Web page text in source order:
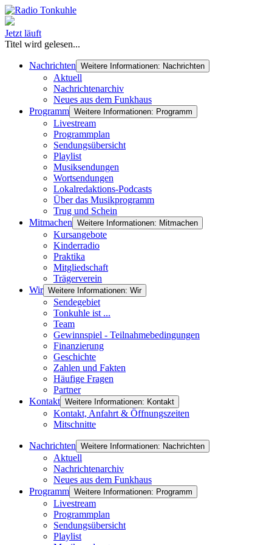
Jetzt läuft
Titel wird gelesen...
Nachrichten Weitere Informationen: Nachrichten
Aktuell
Nachrichtenarchiv
Neues aus dem Funkhaus
Programm Weitere Informationen: Programm
Livestream
Programmplan
Sendungsübersicht
Playlist
Musiksendungen
Wortsendungen
Lokalredaktions-Podcasts
Über das Musikprogramm
Trug und Schein
Mitmachen Weitere Informationen: Mitmachen
Kursangebote
Kinderradio
Praktika
Mitgliedschaft
Trägerverein
Wir Weitere Informationen: Wir
Sendegebiet
Tonkuhle ist ...
Team
Gewinnspiel - Teilnahmebedingungen
Finanzierung
Geschichte
Zahlen und Fakten
Häufige Fragen
Partner
Kontakt Weitere Informationen: Kontakt
Kontakt, Anfahrt & Öffnungszeiten
Mitschnitte
Nachrichten Weitere Informationen: Nachrichten
Aktuell
Nachrichtenarchiv
Neues aus dem Funkhaus
Programm Weitere Informationen: Programm
Livestream
Programmplan
Sendungsübersicht
Playlist